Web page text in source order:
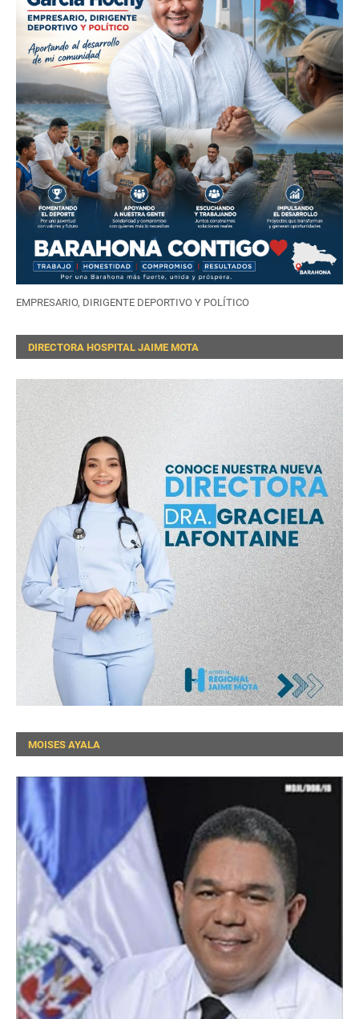
EMPRESARIO, DIRIGENTE DEPORTIVO Y POLÍTICO
DIRECTORA HOSPITAL JAIME MOTA
MOISES AYALA